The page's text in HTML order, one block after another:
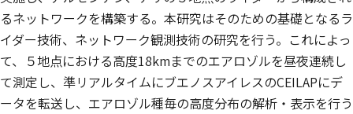
るネットワークを構築する。本研究はそのための基礎となるラ
イダー技術、ネットワーク観測技術の研究を行う。これによっ
て、５地点における高度18kmまでのエアロゾルを昼夜連続し
て測定し、準リアルタイムにブエノスアイレスのCEILAPにデ
ータを転送し、エアロゾル種毎の高度分布の解析・表示を行う